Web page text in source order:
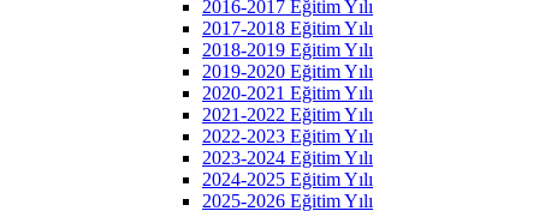
2016-2017 Eğitim Yılı
2017-2018 Eğitim Yılı
2018-2019 Eğitim Yılı
2019-2020 Eğitim Yılı
2020-2021 Eğitim Yılı
2021-2022 Eğitim Yılı
2022-2023 Eğitim Yılı
2023-2024 Eğitim Yılı
2024-2025 Eğitim Yılı
2025-2026 Eğitim Yılı